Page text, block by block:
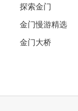
探索金门
金门慢游精选
金门大桥